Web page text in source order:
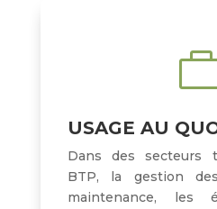
USAGE AU
Dans des secteurs
BTP, la gestion
maintenance, les